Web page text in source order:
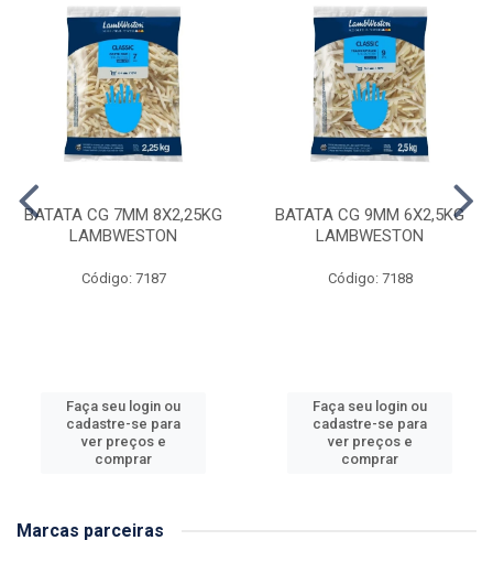
BATATA CG 7MM 8X2,25KG
LAMBWESTON
Código: 7187
Faça seu login ou
cadastre-se para
ver preços e
comprar
BATATA CG 9MM 6X2,5KG
LAMBWESTON
Código: 7188
Faça seu login ou
cadastre-se para
ver preços e
comprar
Marcas parceiras